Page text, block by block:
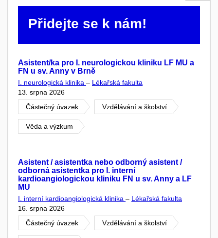
Přidejte se k nám!
Asistent/ka pro I. neurologickou kliniku LF MU a
FN u sv. Anny v Brně
I. neurologická klinika – Lékařská fakulta
13. srpna 2026
Částečný úvazek
Vzdělávání a školství
Věda a výzkum
Asistent / asistentka nebo odborný asistent /
odborná asistentka pro I. interní
kardioangiologickou kliniku FN u sv. Anny a LF
MU
I. interní kardioangiologická klinika – Lékařská fakulta
16. srpna 2026
Částečný úvazek
Vzdělávání a školství